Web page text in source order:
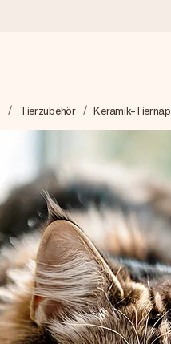
und schicken es blitzschnell
uns mit 4,8 bei
Tierzubehör Keramik-